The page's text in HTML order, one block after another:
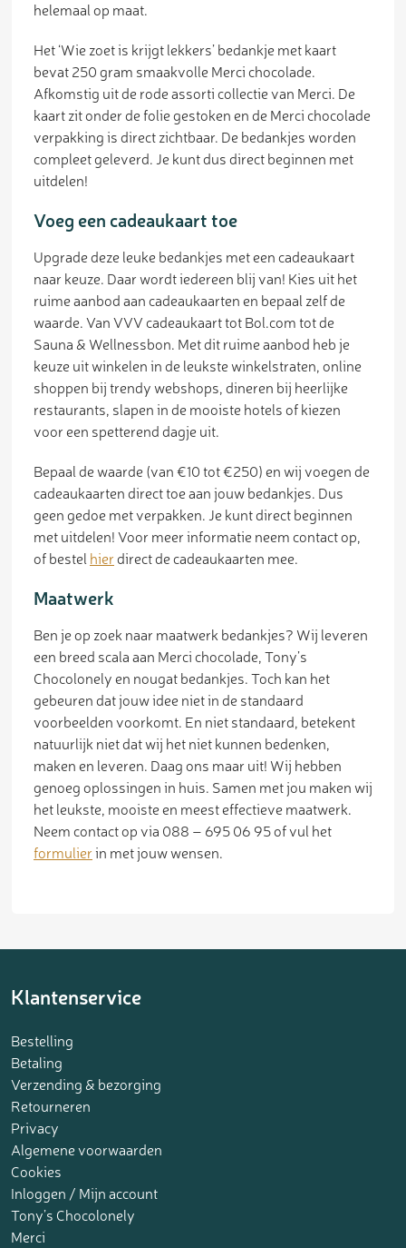
helemaal op maat.
Het ‘Wie zoet is krijgt lekkers’ bedankje met kaart
bevat 250 gram smaakvolle Merci chocolade.
Afkomstig uit de rode assorti collectie van Merci. De
kaart zit onder de folie gestoken en de Merci chocolade
verpakking is direct zichtbaar. De bedankjes worden
compleet geleverd. Je kunt dus direct beginnen met
uitdelen!
Voeg een cadeaukaart toe
Upgrade deze leuke bedankjes met een cadeaukaart
naar keuze. Daar wordt iedereen blij van! Kies uit het
ruime aanbod aan cadeaukaarten en bepaal zelf de
waarde. Van VVV cadeaukaart tot Bol.com tot de
Sauna & Wellnessbon. Met dit ruime aanbod heb je
keuze uit winkelen in de leukste winkelstraten, online
shoppen bij trendy webshops, dineren bij heerlijke
restaurants, slapen in de mooiste hotels of kiezen
voor een spetterend dagje uit.
Bepaal de waarde (van €10 tot €250) en wij voegen de
cadeaukaarten direct toe aan jouw bedankjes. Dus
geen gedoe met verpakken. Je kunt direct beginnen
met uitdelen! Voor meer informatie neem contact op,
of bestel hierdirect de cadeaukaarten mee.
Maatwerk
Ben je op zoek naar maatwerk bedankjes? Wij leveren
een breed scala aan Merci chocolade, Tony’s
Chocolonely en nougat bedankjes. Toch kan het
gebeuren dat jouw idee niet in de standaard
voorbeelden voorkomt. En niet standaard, betekent
natuurlijk niet dat wij het niet kunnen bedenken,
maken en leveren. Daag ons maar uit! Wij hebben
genoeg oplossingen in huis. Samen met jou maken wij
het leukste, mooiste en meest effectieve maatwerk.
Neem contact op via 088 – 695 06 95 of vul het
formulierin met jouw wensen.
Klantenservice
Bestelling
Betaling
Verzending & bezorging
Retourneren
Privacy
Algemene voorwaarden
Cookies
Inloggen / Mijn account
Tony’s Chocolonely
Merci